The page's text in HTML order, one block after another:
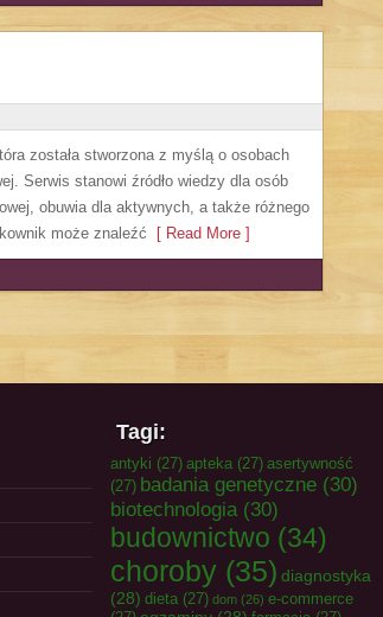
została stworzona z myślą o osobach
Serwis stanowi źródło wiedzy dla osób
obuwia dla aktywnych, a także różnego
może znaleźć [ Read More ]
Tagi:
antyki (27) apteka (27) asertywność
(27) badania genetyczne (30)
biotechnologia(30)
budownictwo (34)
choroby (35) diagnostyka
(28) dieta (27) dom (26) e-commerce